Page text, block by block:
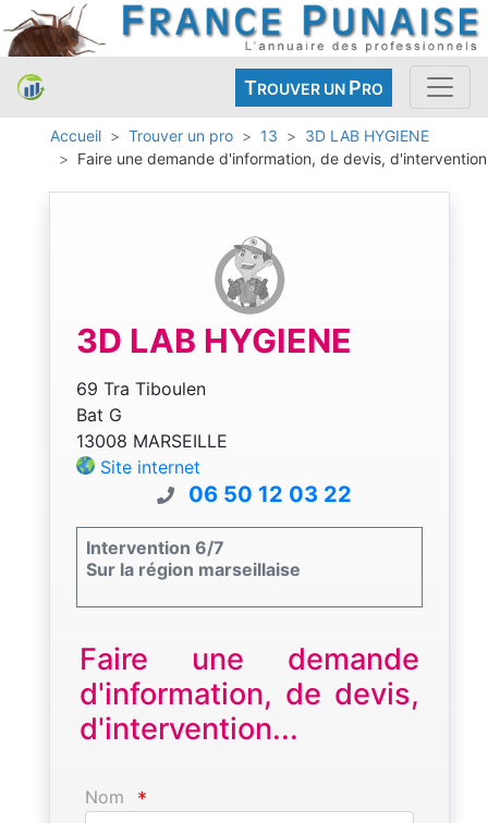
TROUVER UN PRO
Accueil Trouver un pro 13
3D LAB HYGIENE
Faire une demande d'information, de devis, d'intervention
3D LAB HYGIENE
69 Tra Tiboulen
Bat G
13008 MARSEILLE
Site internet
06 50 12 03 22
Intervention 6/7
Sur la région marseillaise
Faire une demande
d'information, de devis,
d'intervention...
Nom *